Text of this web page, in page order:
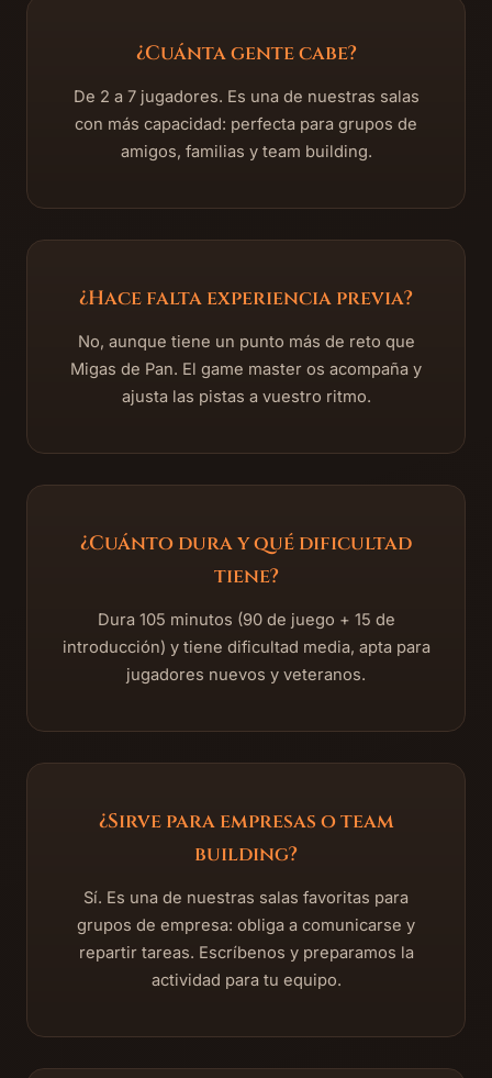
¿Cuánta gente cabe?
De 2 a 7 jugadores. Es una de nuestras salas
con más capacidad: perfecta para grupos de
amigos, familias y team building.
¿Hace falta experiencia previa?
No, aunque tiene un punto más de reto que
Migas de Pan. El game master os acompaña y
ajusta las pistas a vuestro ritmo.
¿Cuánto dura y qué dificultad
tiene?
Dura 105 minutos (90 de juego + 15 de
introducción) y tiene dificultad media, apta para
jugadores nuevos y veteranos.
¿Sirve para empresas o team
building?
Sí. Es una de nuestras salas favoritas para
grupos de empresa: obliga a comunicarse y
repartir tareas. Escríbenos y preparamos la
actividad para tu equipo.